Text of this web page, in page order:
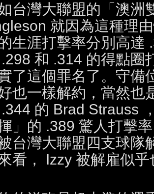
台灣大聯盟的「澳洲
就因為這種理
生涯打擊率分別高達
和 .314 的得點圈
了這個罪名了。守備
也一樣解約，當然也
的 Brad Strauss
」的 .389 驚人打擊
台灣大聯盟四支球隊
看， Izzy 被解雇似